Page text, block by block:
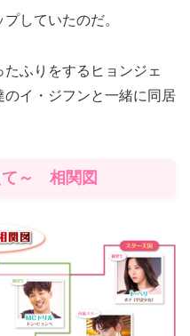
していたのだ。
ふりをするヒョンジェ
イ・ジフンと一緒に同居
て～ 相関図